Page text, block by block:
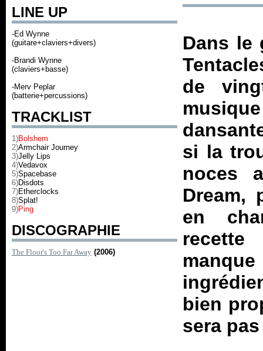
LINE UP
-Ed Wynne
(guitare+claviers+divers)
-Brandi Wynne
(claviers+basse)
-Merv Peplar
(batterie+percussions)
TRACKLIST
1)Bolshem
2)Armchair Journey
3)Jelly Lips
4)Vedavox
5)Spacebase
6)Disdots
7)Etherclocks
8)Splat!
9)Ping
DISCOGRAPHIE
The Floor's Too Far Away (2006)
Dans le
de
si la
noces
Dream,
en
bien
sera